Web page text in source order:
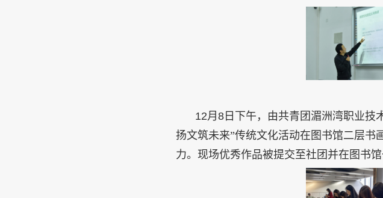
12月 8 日下午，由共青团湄洲湾职业技
扬文筑未来”传统文化活动在图书馆二层
力。现场优秀作品被提交至社团并在图书